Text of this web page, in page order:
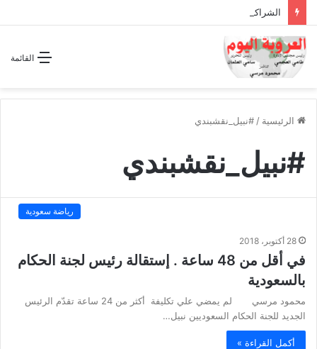
القائمة
الرئيسية / #نبيل_نقشبندي
#نبيل_نقشبندي
رياضة سعودية
28 أكتوبر، 2018
في أقل من 48 ساعة . إستقالة رئيس لجنة الحكام
بالسعودية
محمود مرسي لم يمضي علي تكليفة أكثر من 24 ساعة تقدّم الرئيس
الجديد للجنة الحكام السعوديين نبيل…
أكمل القراءة »